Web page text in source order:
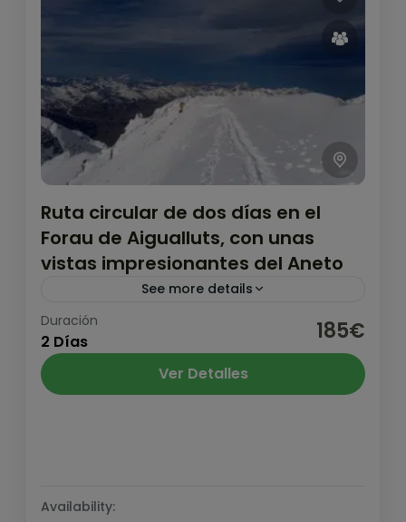
Ruta circular de dos días en el
Forau de Aigualluts, con unas
vistas impresionantes del Aneto
See more details
Ruta circular de dos días con unas vistas
increíbles de pico más alto de los Pirineos,
el Aneto (3.404m)
Duración
2 Días 185€
Ver Detalles
Availability: